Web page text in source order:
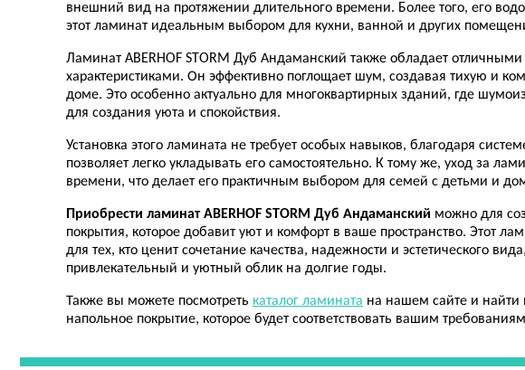
внешний вид на протяжении длительного времени. Более того, его
этот ламинат идеальным выбором для кухни, ванной и других
Ламинат ABERHOF STORM Дуб Андаманский также обладает
характеристиками. Он эффективно поглощает шум, создавая тихую и
доме. Это особенно актуально для многоквартирных зданий, где
для создания уюта и спокойствия.
Установка этого ламината не требует особых навыков, благодаря
позволяет легко укладывать его самостоятельно. К тому же, уход за
времени, что делает его практичным выбором для семей с детьми и
Приобрести ламинат ABERHOF STORM Дуб Андаманский можно для
покрытия, которое добавит уют и комфорт в ваше пространство. Этот
для тех, кто ценит сочетание качества, надежности и эстетического
привлекательный и уютный облик на долгие годы.
Также вы можете посмотреть каталог ламината на нашем сайте и
напольное покрытие, которое будет соответствовать вашим